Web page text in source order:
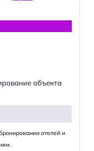
объекта
отелей и